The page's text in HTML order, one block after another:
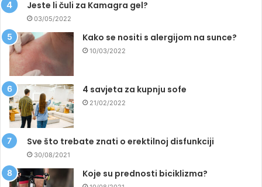
Jeste li čuli za Kamagra gel?
03/05/2022
Kako se nositi s alergijom na sunce?
10/03/2022
4 savjeta za kupnju sofe
21/02/2022
Sve što trebate znati o erektilnoj disfunkciji
30/08/2021
Koje su prednosti biciklizma?